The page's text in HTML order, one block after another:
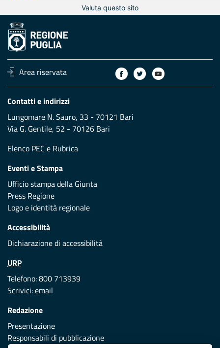
Valuta questo sito
Area riservata
Contatti e indirizzi
Lungomare N. Sauro, 33 - 70121 Bari
Via G. Gentile, 52 - 70126 Bari
Elenco PEC e Rubrica
Eventi e Stampa
Ufficio stampa della Giunta
Press Regione
Logo e identità regionale
Accessibilità
Dichiarazione di accessibilità
URP
Telefono: 800 713939
Scrivici:email
Redazione
Presentazione
Responsabili di pubblicazione